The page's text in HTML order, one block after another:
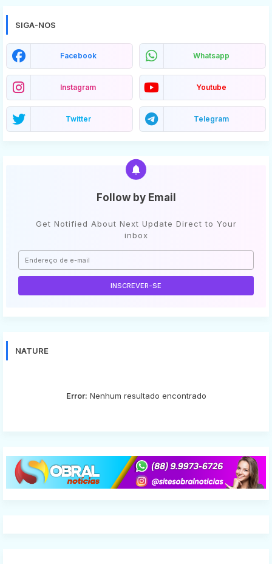
SIGA-NOS
Facebook Whatsapp
Instagram Youtube
Twitter Telegram
Follow by Email
Get Notified About Next Update Direct to Your
inbox
NATURE
Error: Nenhum resultado encontrado